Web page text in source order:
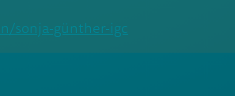
sonja-günther-igc